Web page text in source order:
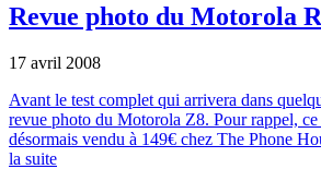
Revue photo du Motorola
17 avril 2008
Avant le test complet qui arrivera dans
revue photo du Motorola Z8. Pour rappel,
désormais vendu à 149€ chez The Phone
la suite